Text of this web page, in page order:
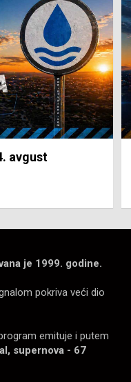
avgust
je 1999. godine.
pokriva veći dio
emituje i putem
supernova - 67